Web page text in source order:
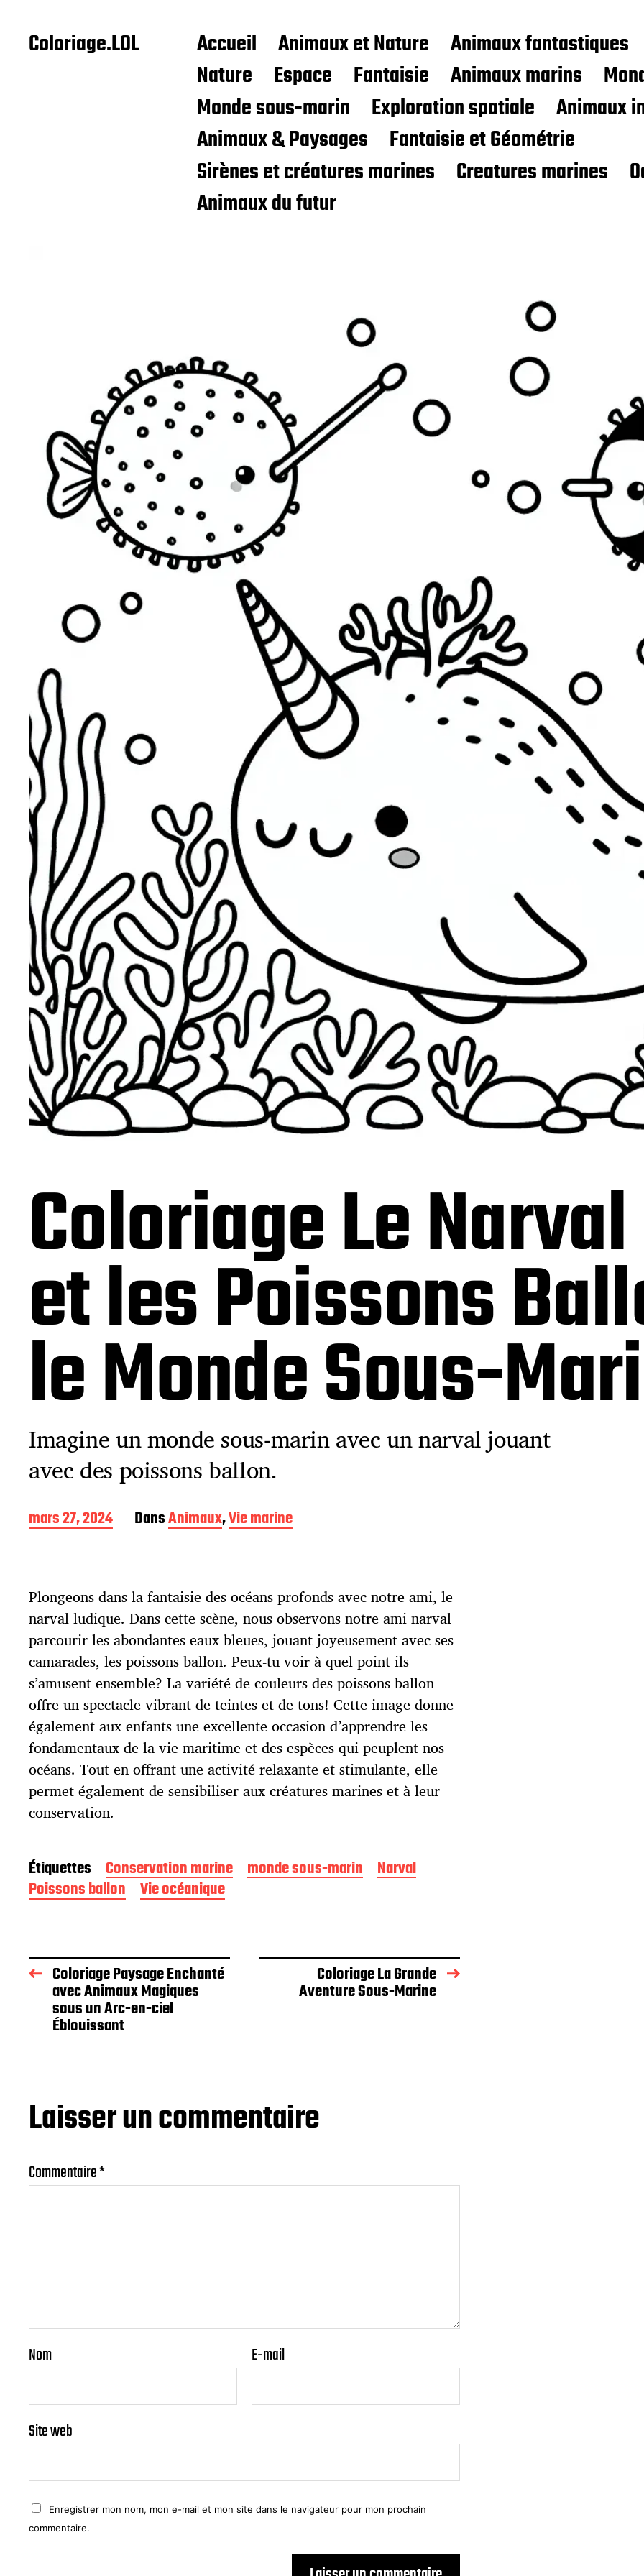
Coloriage.LOL Accueil Animaux et Nature Animaux fantastiques
Nature
Espace Fantaisie Animaux marins
Monde sous-marin
Exploration spatiale
Animaux
Animaux & Paysages
Fantaisie et Géométrie
Sirènes et créatures marines
Creatures marines
Animaux du futur
Coloriage Le
et les Poissons
le Monde Sous-
Imagine un monde sous-marin avec un narval jouant
avec des poissons ballon.
D
a
e
p
u
b
l
i
c
a
t
i
o
n
mars 27, 2024 DansAnimaux,Vie marine
Plongeons dans la fantaisie des océans profonds avec notre ami, le
narval ludique. Dans cette scène, nous observons notre ami narval
parcourir les abondantes eaux bleues, jouant joyeusement avec ses
camarades, les poissons ballon. Peux-tu voir à quel point ils
s’amusent ensemble? La variété de couleurs des poissons ballon
offre un spectacle vibrant de teintes et de tons! Cette image donne
également aux enfants une excellente occasion d’apprendre les
fondamentaux de la vie maritime et des espèces qui peuplent nos
océans. Tout en offrant une activité relaxante et stimulante, elle
permet également de sensibiliser aux créatures marines et à leur
conservation.
Étiquettes Conservation marine monde sous-marin
Narval
Poissons ballon
Vie océanique
Coloriage Paysage Enchanté
avec Animaux Magiques
sous un Arc-en-ciel
Éblouissant
Coloriage La Grande
Aventure Sous-Marine
Laisser un commentaire
Commentaire*
Nom E-mail
Site web
Enregistrer mon nom, mon e-mail et mon site dans le navigateur pour mon prochain
commentaire.